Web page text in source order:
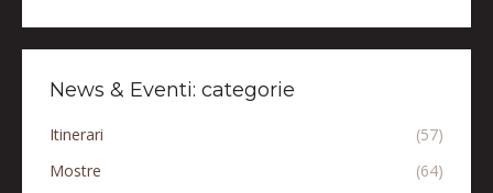
News & Eventi: categorie
Itinerari
(57)
Mostre
(64)